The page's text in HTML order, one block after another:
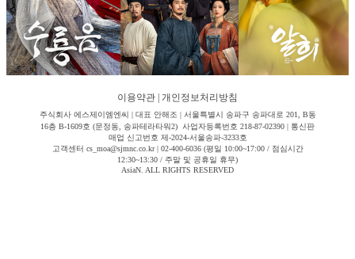
이용약관 개인정보처리방침
주식회사 에스제이엠엔씨 | 대표 안해조 | 서울특별시 송파구 송파대로 201, B동
16층 B-1609호 (문정동, 송파테라타워2) 사업자등록번호 218-87-02390 | 통신판
매업 신고번호 제-2024-서울송파-3233호
고객센터 cs_moa@sjmnc.co.kr | 02-400-6036 (평일 10:00~17:00 / 점심시간
12:30~13:30 / 주말 및 공휴일 휴무)
AsiaN. ALL RIGHTS RESERVED